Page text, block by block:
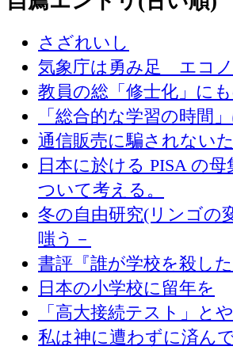
さざれいし
気象庁は勇み足 エコ
教員の総「修士化」に
「総合的な学習の時間
通信販売に騙されない
日本に於ける PISA の
ついて考える。
冬の自由研究(リンゴ
嗤う－
書評『誰が学校を殺した
日本の小学校に留年を
「高大接続テスト」と
私は神に遭わずに済ん